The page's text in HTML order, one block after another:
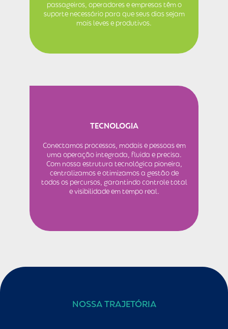
passageiros, operadores e empresas têm o
suporte necessário para que seus dias sejam
mais leves e produtivos.
TECNOLOGIA
Conectamos processos, modais e pessoas em
uma operação integrada, fluida e precisa.
Com nossa estrutura tecnológica pioneira,
centralizamos e otimizamos a gestão de
todos os percursos, garantindo controle total
e visibilidade em tempo real.
NOSSA TRAJETÓRIA